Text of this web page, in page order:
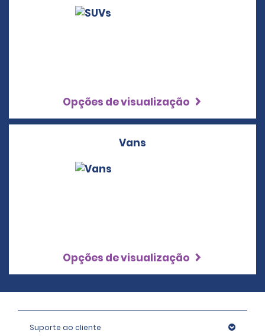
Opções de visualização
Vans
Opções de visualização
Suporte ao cliente